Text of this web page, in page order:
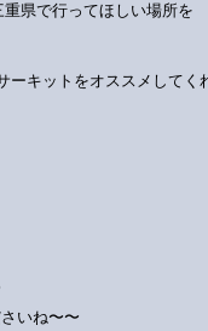
県で行ってほしい場所を
ーキットをオススメしてく
いね〜〜